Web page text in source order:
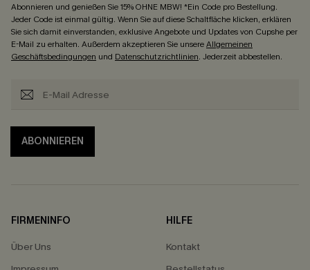
Abonnieren und genießen Sie 15% OHNE MBW! *Ein Code pro Bestellung.
Jeder Code ist einmal gültig. Wenn Sie auf diese Schaltfläche klicken, erklären
Sie sich damit einverstanden, exklusive Angebote und Updates von Cupshe per
E-Mail zu erhalten. Außerdem akzeptieren Sie unsereAllgemeinen
Geschäftsbedingungen und Datenschutzrichtlinien. Jederzeit abbestellen.
ABONNIEREN
FIRMENINFO
Über Uns
HILFE
Kontakt